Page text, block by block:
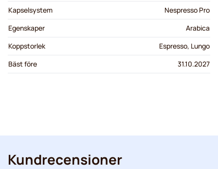
Kapselsystem
Nespresso Pro
Egenskaper
Arabica
Koppstorlek
Espresso, Lungo
Bäst före
31.10.2027
Kundrecensioner